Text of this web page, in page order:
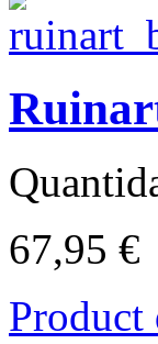
67,95 €
Product